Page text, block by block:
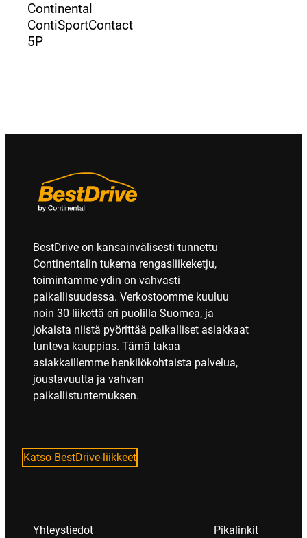
Continental
ContiSportContact
5P
BestDrive on kansainvälisesti tunnettu
Continentalin tukema rengasliikeketju,
toimintamme ydin on vahvasti
paikallisuudessa. Verkostoomme kuuluu
noin 30 liikettä eri puolilla Suomea, ja
jokaista niistä pyörittää paikalliset asiakkaat
tunteva kauppias. Tämä takaa
asiakkaillemme henkilökohtaista palvelua,
joustavuutta ja vahvan
paikallistuntemuksen.
Katso BestDrive-liikkeet
Yhteystiedot Pikalinkit